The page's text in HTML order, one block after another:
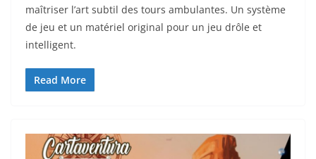
maîtriser l’art subtil des tours ambulantes. Un système
de jeu et un matériel original pour un jeu drôle et
intelligent.
Read More